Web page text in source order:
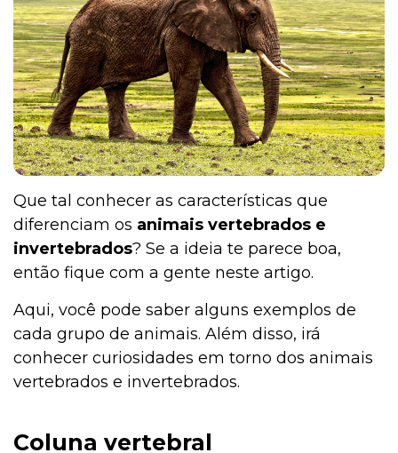
Roedores
Que tal conhecer as características que
diferenciam os animais vertebrados e
invertebrados? Se a ideia te parece boa,
então fique com a gente neste artigo.
Aqui, você pode saber alguns exemplos de
cada grupo de animais. Além disso, irá
conhecer curiosidades em torno dos animais
vertebrados e invertebrados.
Coluna vertebral